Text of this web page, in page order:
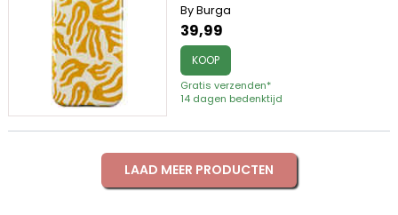
By Burga
39,99
KOOP
Gratis verzenden*
14 dagen bedenktijd
LAAD MEER PRODUCTEN